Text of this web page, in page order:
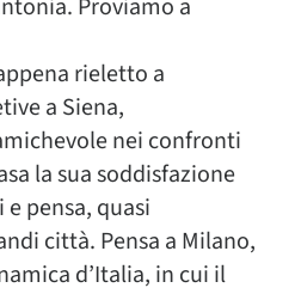
Proviamo a
rieletto a
a Siena,
nei confronti
la sua soddisfazione
pensa, quasi
città. Pensa a Milano,
d’Italia, in cui il